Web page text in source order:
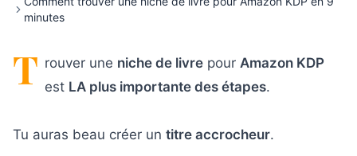
minutes
T rouver une niche de livre pour Amazon KDP
est LA plus importante des étapes.
Tu auras beau créer un titre accrocheur.